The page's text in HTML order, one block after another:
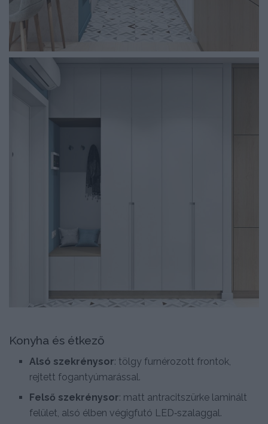
Konyha és étkező
Alsó szekrénysor: tölgy furnérozott frontok,
rejtett fogantyúmarással.
Felső szekrénysor: matt antracitszürke laminált
felület, alsó élben végigfutó LED‑szalaggal.